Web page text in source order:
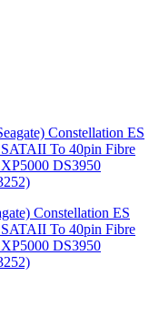
Constellation ES
To 40pin Fibre
DS3950